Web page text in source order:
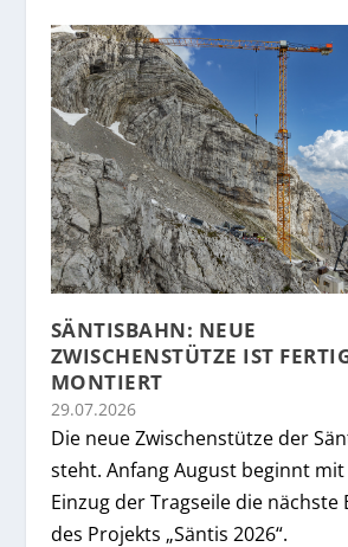
SÄNTISBAHN: NEUE
ZWISCHENSTÜTZE IST
MONTIERT
29.07.2026
Die neue Zwischenstütze der
steht. Anfang August beginnt
Einzug der Tragseile die nächste
des Projekts „Säntis 2026“.